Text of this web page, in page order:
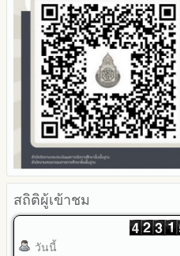
สถิติผู้เข้าชม
วันนี้